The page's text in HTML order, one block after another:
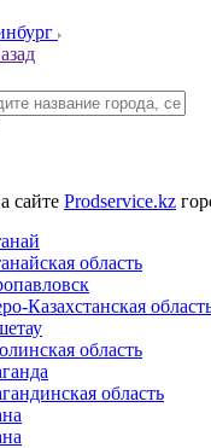
сайте Prodservice.kz
область
Казахстанская
область
область